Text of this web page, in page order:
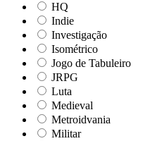
HQ
Indie
Investigação
Isométrico
Jogo de Tabuleiro
JRPG
Luta
Medieval
Metroidvania
Militar